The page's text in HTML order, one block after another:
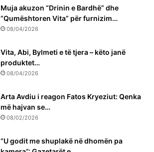
Muja akuzon “Drinin e Bardhë” dhe
“Qumështoren Vita” për furnizim…
08/04/2026
Vita, Abi, Bylmeti e të tjera – këto janë
produktet…
08/04/2026
Arta Avdiu i reagon Fatos Kryeziut: Qenka
më hajvan se…
08/02/2026
“U godit me shuplakë në dhomën pa